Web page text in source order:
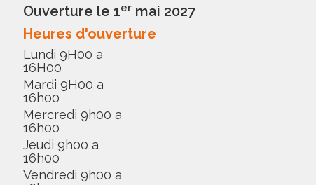
Ouverture le 1er mai 2027
Heures d'ouverture
Lundi 9H00 a
16H00
Mardi 9H00 a
16h00
Mercredi 9h00 a
16h00
Jeudi 9h00 a
16h00
Vendredi 9h00 a